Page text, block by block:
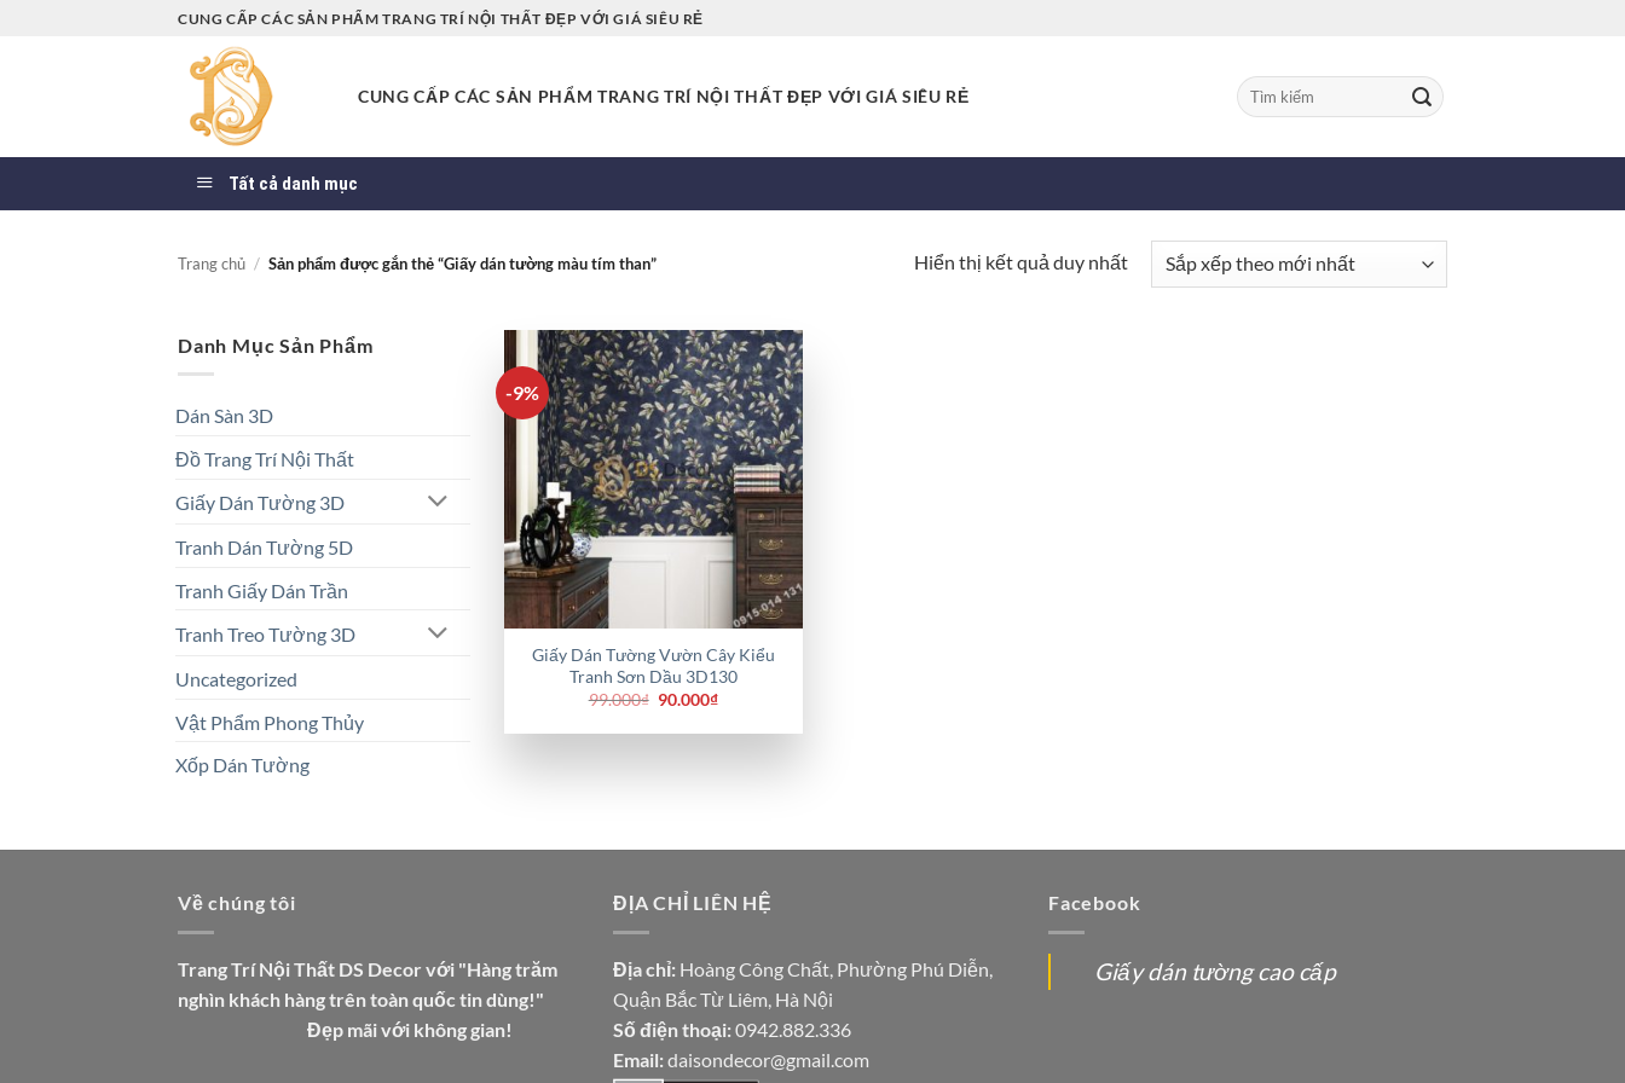
CUNG CẤP CÁC SẢN PHẨM TRANG TRÍ NỘI THẤT ĐẸP VỚI GIÁ SIÊU RẺ
CUNG CẤP CÁC SẢN PHẨM TRANG TRÍ NỘI THẤT ĐẸP VỚI GIÁ SIÊU RẺ
Tìm
kiếm:
Tất cả danh mục
Trang chủ / Sản phẩm được gắn thẻ “Giấy dán tường màu tím than” Hiển thị kết quả duy nhất
Danh Mục Sản Phẩm
Dán Sàn 3D
Đồ Trang Trí Nội Thất
Giấy Dán Tường 3D
Tranh Dán Tường 5D
Tranh Giấy Dán Trần
Tranh Treo Tường 3D
Uncategorized
Vật Phẩm Phong Thủy
Xốp Dán Tường
-9%
Giấy Dán Tường Vườn Cây Kiểu
Tranh Sơn Dầu 3D130
99.000₫ Giá
là:
90.000₫Giá
tại
Về chúng tôi
Trang Trí Nội Thất DS Decor với "Hàng trăm
nghìn khách hàng trên toàn quốc tin dùng!"
Đẹp mãi với không gian!
ĐỊA CHỈ LIÊN HỆ
Địa chỉ: Hoàng Công Chất, Phường Phú Diễn,
Quận Bắc Từ Liêm, Hà Nội
Số điện thoại: 0942.882.336
Email: daisondecor@gmail.com
Facebook
Giấy dán tường cao cấp